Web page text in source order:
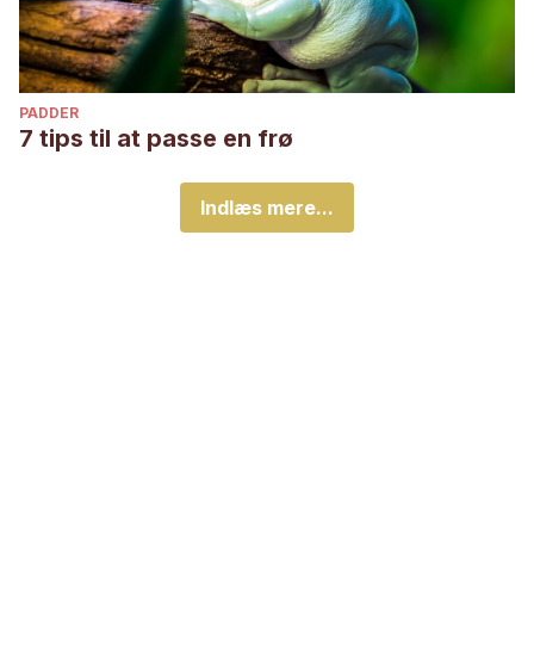
PADDER
7 tips til at passe en frø
Indlæs mere...